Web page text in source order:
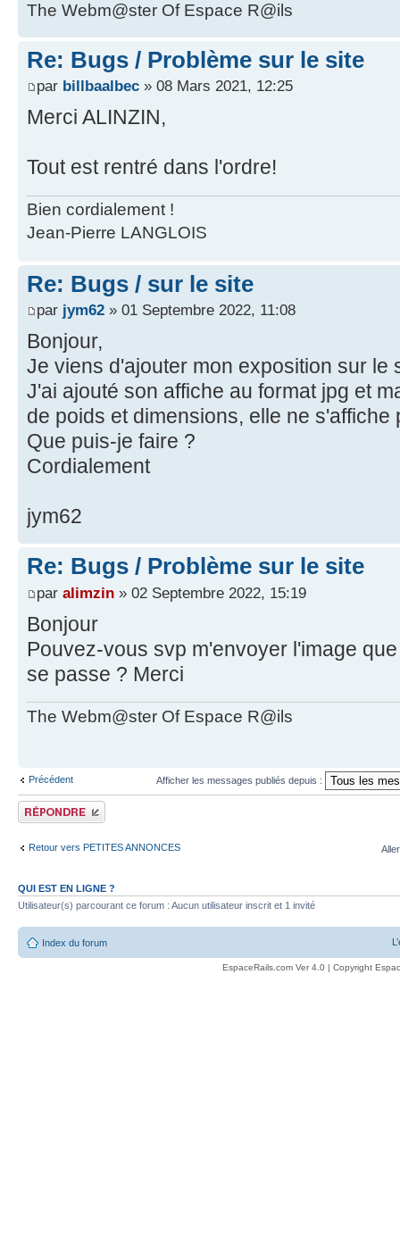
The Webm@ster Of Espace R@ils
Re: Bugs / Problème sur le site
par billbaalbec » 08 Mars 2021, 12:25
Merci ALINZIN,
Tout est rentré dans l'ordre!
Bien cordialement !
Jean-Pierre LANGLOIS
Re: Bugs / sur le site
par jym62 » 01 Septembre 2022, 11:08
Bonjour,
Je viens d'ajouter mon exposition sur le
J'ai ajouté son affiche au format jpg et
de poids et dimensions, elle ne s'affiche
Que puis-je faire ?
Cordialement
jym62
Re: Bugs / Problème sur le site
par alimzin » 02 Septembre 2022, 15:19
Bonjour
Pouvez-vous svp m'envoyer l'image
se passe ? Merci
The Webm@ster Of Espace R@ils
Précédent Afficher les messages publiés depuis :
Publier une réponse
Retour vers PETITES ANNONCES
QUI EST EN LIGNE ?
Utilisateur(s) parcourant ce forum : Aucun utilisateur inscrit et 1 invité
Index du forum
EspaceRails.com Ver 4.0 | Copyright